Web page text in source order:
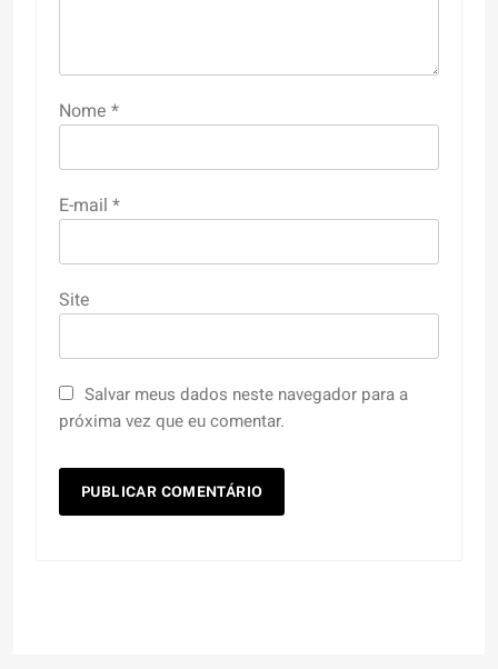
Nome *
E-mail *
Site
Salvar meus dados neste navegador para a
próxima vez que eu comentar.